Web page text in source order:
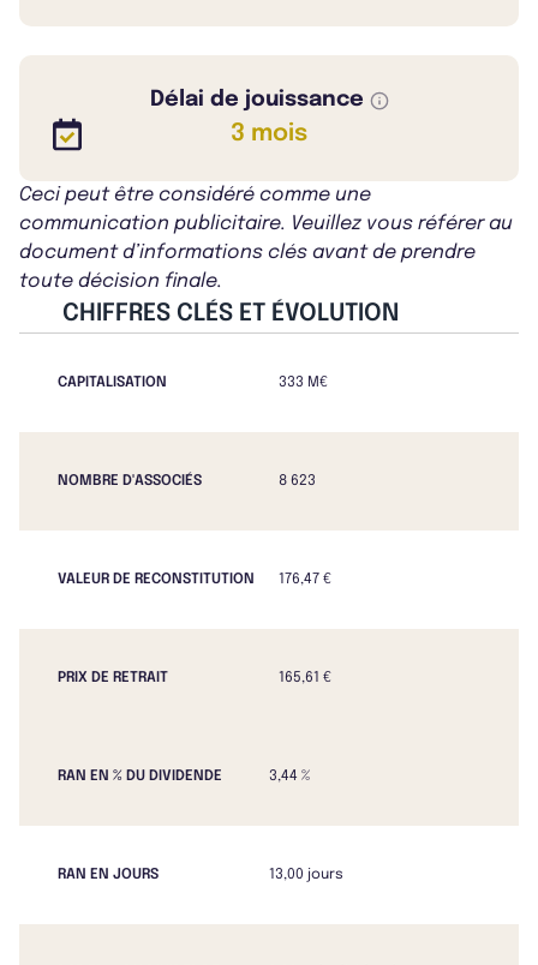
Délai de jouissance
3 mois
Ceci peut être considéré comme une
communication publicitaire. Veuillez vous référer au
document d’informations clés avant de prendre
toute décision finale.
CHIFFRES CLÉS ET ÉVOLUTION
CAPITALISATION 333 M€
NOMBRE D'ASSOCIÉS 8 623
VALEUR DE RECONSTITUTION 176,47 €
PRIX DE RETRAIT 165,61 €
RAN EN % DU DIVIDENDE 3,44 %
RAN EN JOURS 13,00 jours